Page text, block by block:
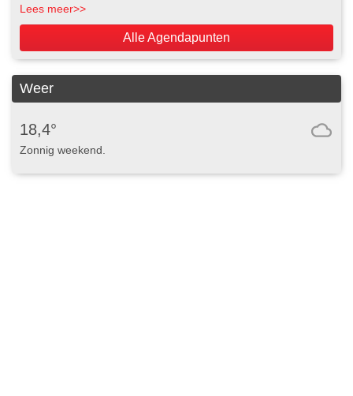
Lees meer>>
Alle Agendapunten
Weer
18,4°
Zonnig weekend